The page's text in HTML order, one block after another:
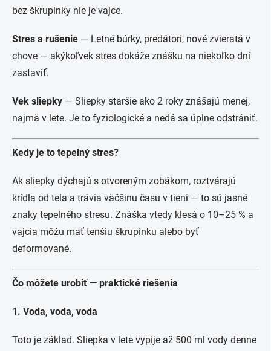
bez škrupinky nie je vajce.
Stres a rušenie — Letné búrky, predátori, nové zvieratá v
chove — akýkoľvek stres dokáže znášku na niekoľko dní
zastaviť.
Vek sliepky — Sliepky staršie ako 2 roky znášajú menej,
najmä v lete. Je to fyziologické a nedá sa úplne odstrániť.
Kedy je to tepelný stres?
Ak sliepky dýchajú s otvoreným zobákom, roztvárajú
krídla od tela a trávia väčšinu času v tieni — to sú jasné
znaky tepelného stresu. Znáška vtedy klesá o 10–25 % a
vajcia môžu mať tenšiu škrupinku alebo byť
deformované.
Čo môžete urobiť — praktické riešenia
1. Voda, voda, voda
Toto je základ. Sliepka v lete vypije až 500 ml vody denne